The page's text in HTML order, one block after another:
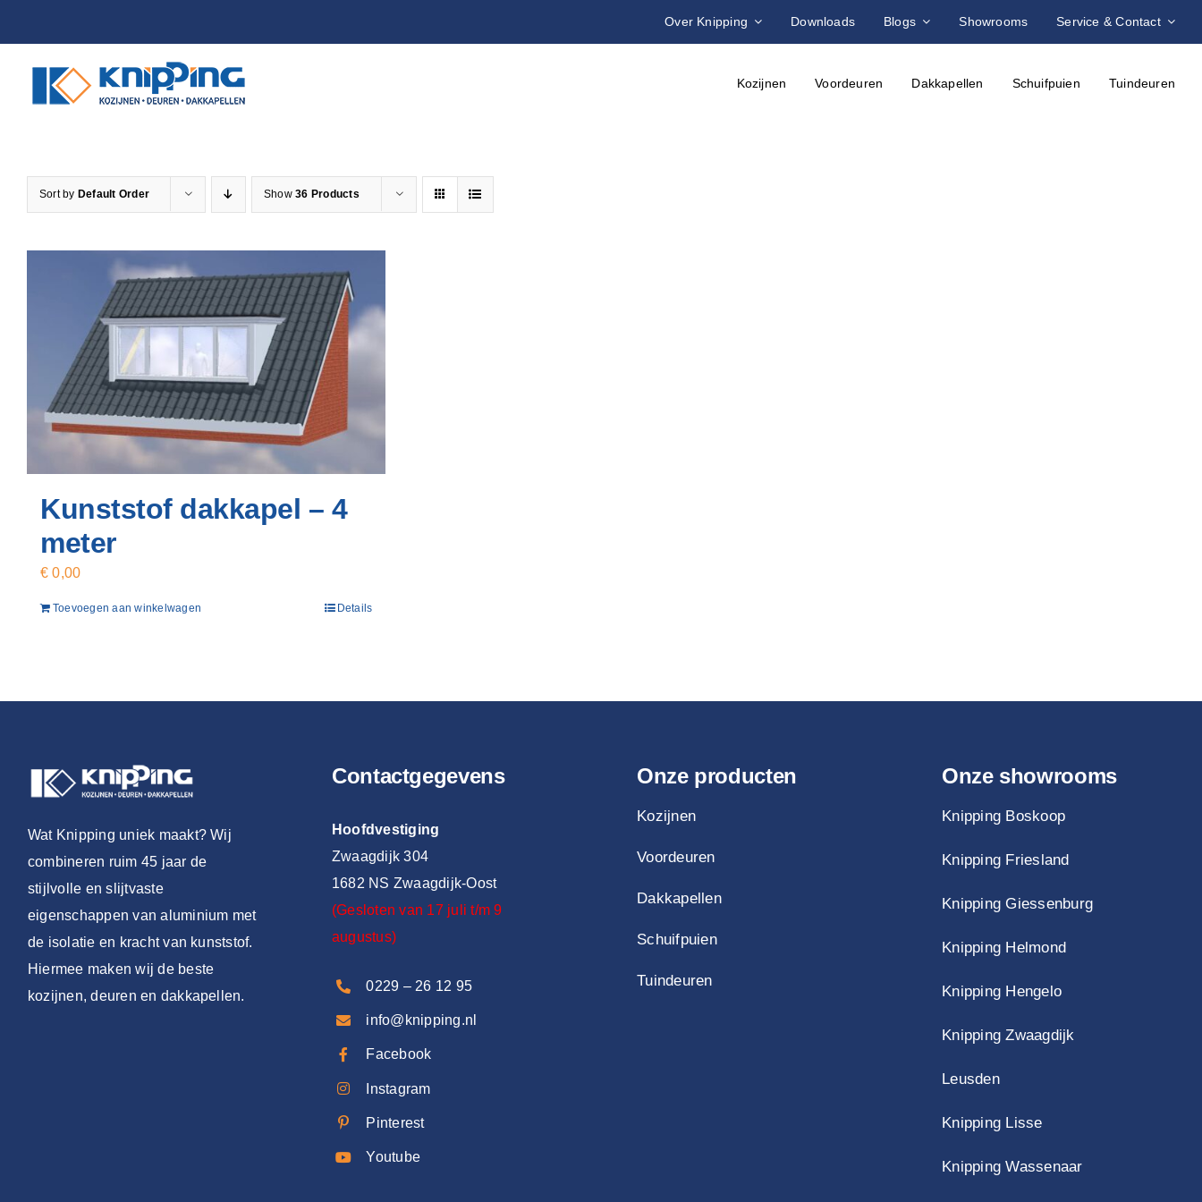
content
Over Knipping Downloads Blogs Showrooms Service & Contact
Kozijnen Voordeuren Dakkapellen Schuifpuien Tuindeuren
Sort by Default Order Show36 Products
Kunststof dakkapel – 4
meter
€ 0,00
Toevoegen aan winkelwagen Details
Wat Knipping uniek maakt? Wij
combineren ruim 45 jaar de
stijlvolle en slijtvaste
eigenschappen van aluminium met
de isolatie en kracht van kunststof.
Hiermee maken wij de beste
kozijnen, deuren en dakkapellen.
Contactgegevens
Hoofdvestiging
Zwaagdijk 304
1682 NS Zwaagdijk-Oost
(Gesloten van 17 juli t/m 9
augustus)
0229 – 26 12 95
info@knipping.nl
Facebook
Instagram
Pinterest
Youtube
Onze producten
Kozijnen
Voordeuren
Dakkapellen
Schuifpuien
Tuindeuren
Onze showrooms
Knipping Boskoop
Knipping Friesland
Knipping Giessenburg
Knipping Helmond
Knipping Hengelo
Knipping Zwaagdijk
Leusden
Knipping Lisse
Knipping Wassenaar